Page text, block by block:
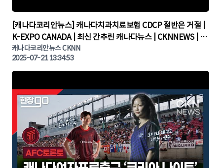
▶
[캐나다코리안뉴스] 캐나다치과치료보험 CDCP 절반은 거절 |
K-EXPO CANADA | 최신 간추린 캐나다뉴스 | CKNNEWS | 캐
나다뉴스 | 토론토뉴스
캐나다코리안뉴스 CKNN
2025-07-21 13:34:53